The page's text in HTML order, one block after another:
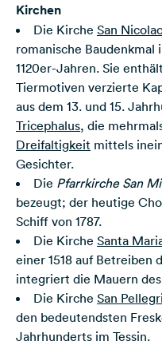
Kirchen
Die Kirche San
romanische Baudenkmal
1120er-Jahren. Sie
Tiermotiven verzierte
aus dem 13. und 15.
Tricephalus, die
Dreifaltigkeit mittels
Gesichter.
Die Pfarrkirche San
bezeugt; der heutige
Schiff von 1787.
Die Kirche Santa
einer 1518 auf Betreiben
integriert die Mauern
Die Kirche San
den bedeutendsten
Jahrhunderts im Tessin.